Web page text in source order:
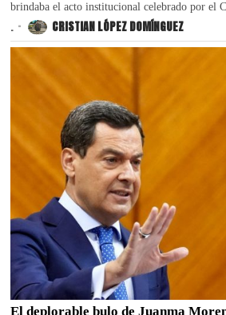
brindaba el acto institucional celebrado por el
. CRISTIAN LÓPEZ DOMÍNGUEZ
El deplorable bulo de Juanma